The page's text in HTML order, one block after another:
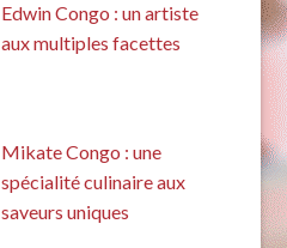
Edwin Congo : un artiste
aux multiples facettes
Mikate Congo : une
spécialité culinaire aux
saveurs uniques